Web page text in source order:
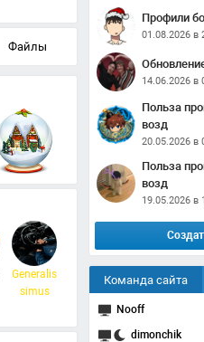
Файлы
Generalis
simus
Профили
01.08.2026 в
14.06.2026 в
Польза прогулок на свежем
возд
20.05.2026 в
Польза прогулок на свежем
возд
19.05.2026 в
Команда сайта
Nooff
dimonchik